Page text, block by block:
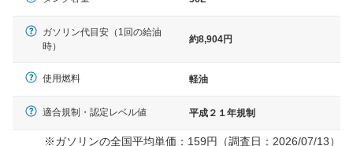
ガソリン代目安（1回の給油
時）
約8,904円
使用燃料 軽油
適合規制・認定レベル値 平成２１年規制
※ガソリンの全国平均単価：159円（調査日：2026/07/13）